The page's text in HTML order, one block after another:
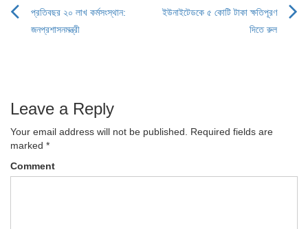
Post
প্রতিবছর ২০ লাখ কর্মসংস্থান:
জনপ্রশাসনমন্ত্রী
ইউনাইটেডকে ৫ কোটি টাকা ক্ষতিপূরণ
দিতে রুল
Leave a Reply
Your email address will not be published. Required fields are
marked *
Comment